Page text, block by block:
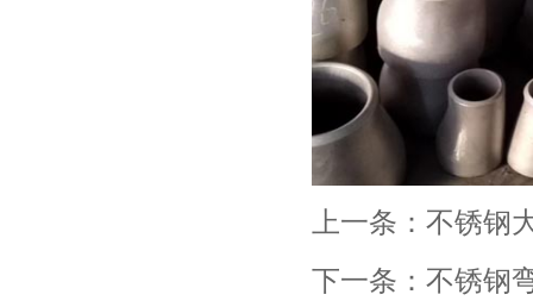
上一条： 不锈钢
下一条： 不锈钢